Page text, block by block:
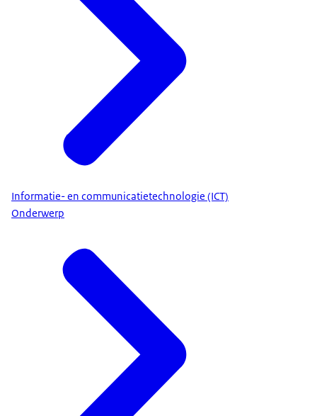
Informatie- en communicatietechnologie (ICT)
Onderwerp